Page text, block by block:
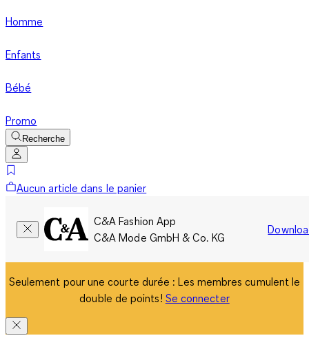
Homme
Enfants
Bébé
Promo
Recherche
Aucun article dans le panier
C&A Fashion App
C&A Mode GmbH & Co. KG
Seulement pour une courte durée : Les membres cumulent le
double de points! Se connecter